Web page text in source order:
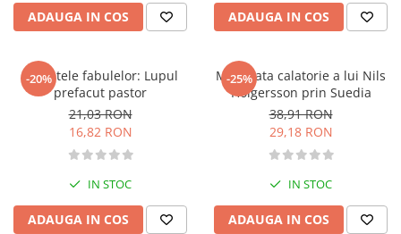
Management si leadership
Pedagogie
Resurse umane
Vanzari si marketing
Carte scolara
Atlase, dictionare si enciclopedii
Carte prescolara
Carte scolara
Dictionare de limba romana
Ghiduri de conversatie
ADAUGA IN COS ADAUGA IN COS
-20%
Secretele fabulelor: Lupul
prefacut pastor
21,03 RON
16,82 RON
IN STOC
ADAUGA IN COS
-25%
Minunata calatorie a lui Nils
Holgersson prin Suedia
38,91 RON
29,18 RON
IN STOC
ADAUGA IN COS